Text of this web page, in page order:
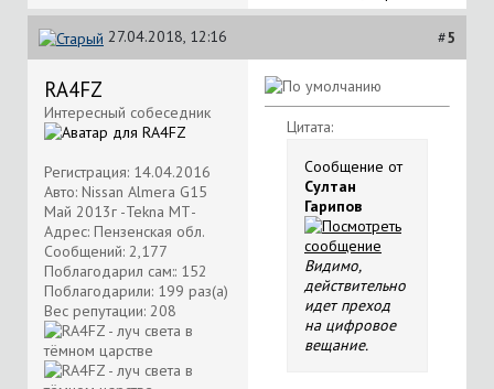
27.04.2018, 12:16 #5
RA4FZ
Интересный собеседник
Регистрация: 14.04.2016
Авто: Nissan Almera G15
Май 2013г -Tekna МТ-
Адрес: Пензенская обл.
Сообщений: 2,177
Поблагодарил сам:: 152
Поблагодарили: 199 раз(а)
Вес репутации: 208
Цитата:
Сообщение от
Султан
Гарипов
Видимо,
действительно
идет преход
на цифровое
вещание.